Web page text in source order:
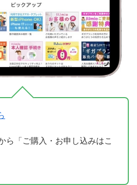
ら「ご購入・お申し込みはこ